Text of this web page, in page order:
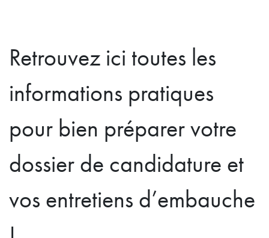
Retrouvez ici toutes les
informations pratiques
pour bien préparer votre
dossier de candidature et
vos entretiens d’embauche